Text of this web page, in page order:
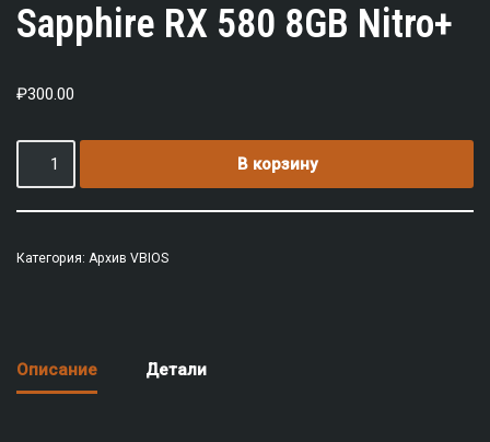
Sapphire RX 580 8GB Nitro+
₽300.00
В корзину
Категория: Архив VBIOS
Описание Детали